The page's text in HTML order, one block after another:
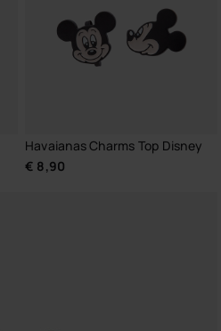
Havaianas Charms Top Disney
€ 8,90